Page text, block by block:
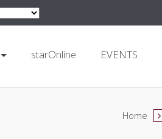
starOnline EVENTS
Home